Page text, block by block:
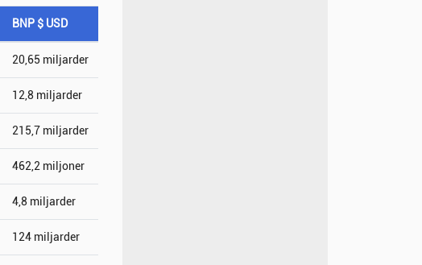
BNP $ USD
20,65 miljarder
12,8 miljarder
215,7 miljarder
462,2 miljoner
4,8 miljarder
124 miljarder